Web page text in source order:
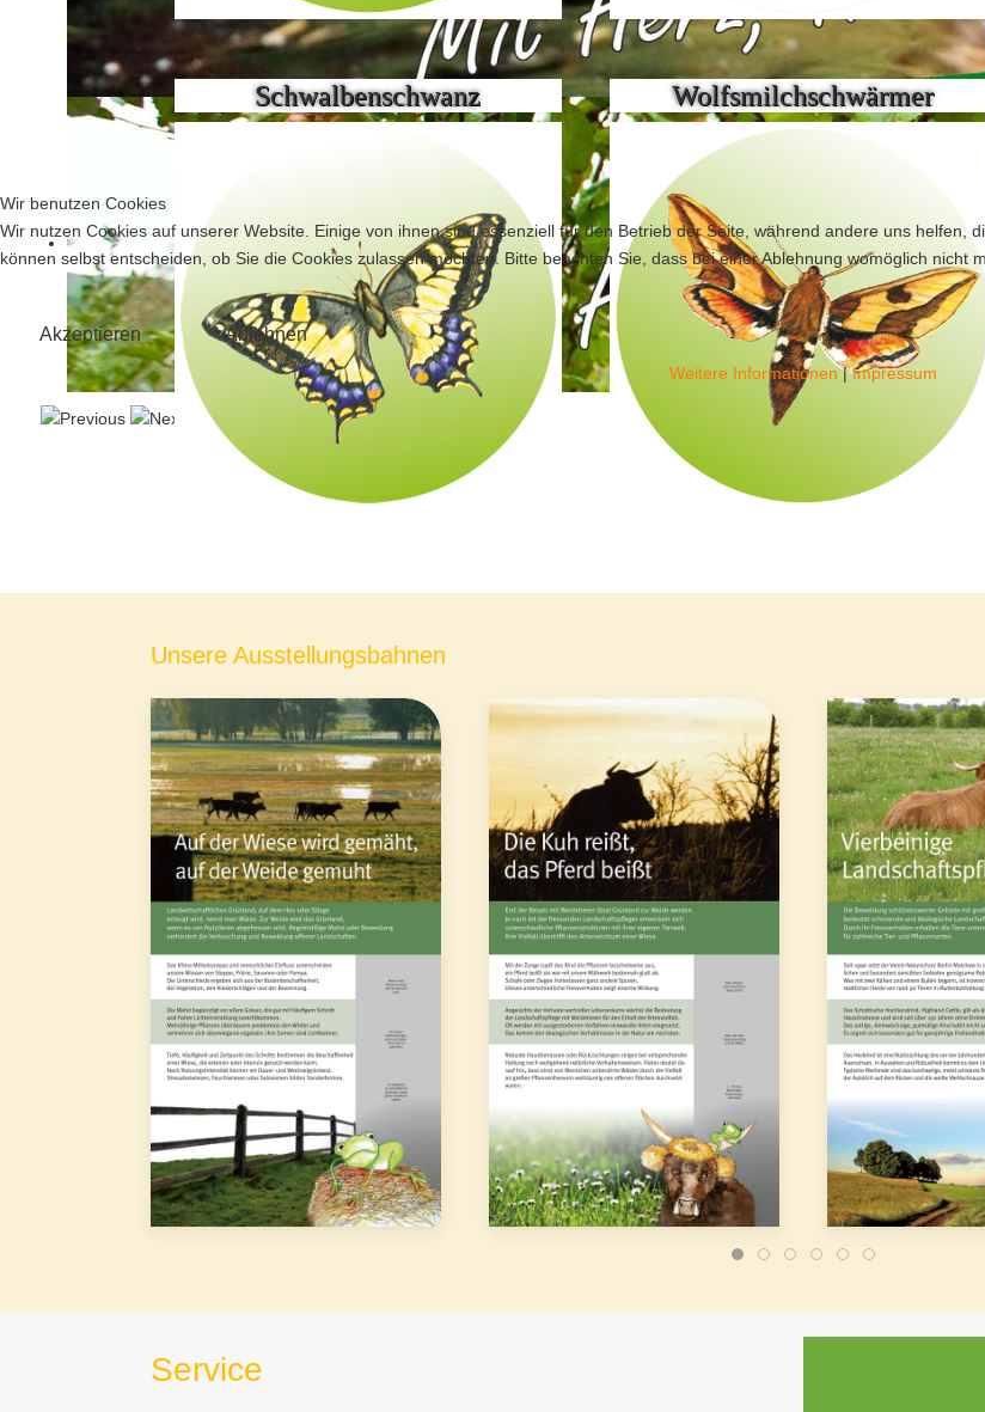
Schwalbenschwanz Wolfsmilchschwärmer
Unsere Ausstellungsbahnen
Service
Wir benutzen Cookies
Wir nutzen Cookies auf unserer Website. Einige von ihnen sind essenziell für den Betrieb der Seite, während andere uns helfen,
können selbst entscheiden, ob Sie die Cookies zulassen möchten. Bitte beachten Sie, dass bei einer Ablehnung womöglich nicht
Akzeptieren Ablehnen
Weitere Informationen|Impressum